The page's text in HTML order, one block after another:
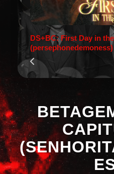
DS+BC: First Day in
(persephonedemoness)